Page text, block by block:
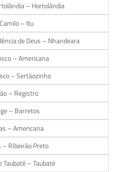
– Hortolândia
– Itu
de Deus – Nhandeara
– Americana
– Sertãozinho
– Registro
– Barretos
– Americana
– Ribeirão Preto
Taubaté – Taubaté